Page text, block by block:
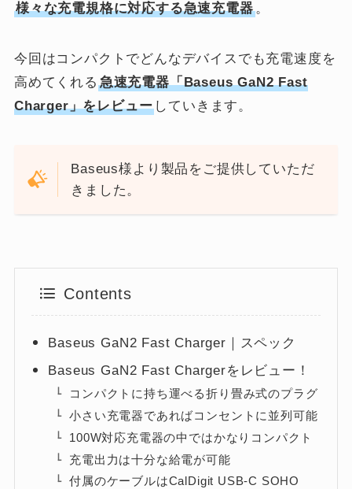
様々な充電規格に対応する急速充電器。
今回はコンパクトでどんなデバイスでも充電速度を
高めてくれる 急速充電器「Baseus GaN2 Fast
Charger」をレビュー していきます。
Baseus様より製品をご提供していただ
きました。
Contents
Baseus GaN2 Fast Charger｜スペック
Baseus GaN2 Fast Chargerをレビュー！
コンパクトに持ち運べる折り畳み式のプラグ
小さい充電器であればコンセントに並列可能
100W対応充電器の中ではかなりコンパクト
充電出力は十分な給電が可能
付属のケーブルはCalDigit USB-C SOHO